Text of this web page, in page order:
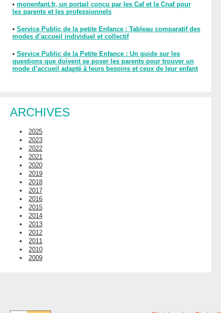
• monenfant.fr, un portail conçu par les Caf et la Cnaf pour
les parents et les professionnels
• Service Public de la petite Enfance : Tableau comparatif des
modes d’accueil individuel et collectif
• Service Public de la Petite Enfance : Un guide sur les
questions que doivent se poser les parents pour trouver un
mode d’accueil adapté à leurs besoins et ceux de leur enfant
ARCHIVES
2025
2023
2022
2021
2020
2019
2018
2017
2016
2015
2014
2013
2012
2011
2010
2009